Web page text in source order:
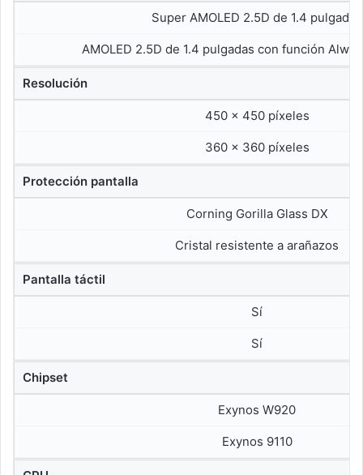
Super AMOLED 2.5D de 1.4 pulgadas
AMOLED 2.5D de 1.4 pulgadas con función
Resolución
450 x 450 píxeles
360 x 360 píxeles
Protección pantalla
Corning Gorilla Glass DX
Cristal resistente a arañazos
Pantalla táctil
Sí
Sí
Chipset
Exynos W920
Exynos 9110